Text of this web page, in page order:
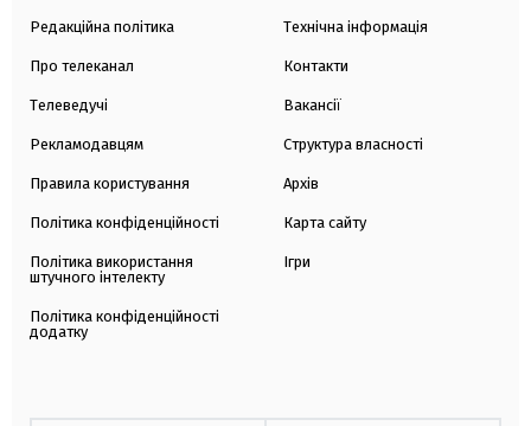
Редакційна політика
Про телеканал
Телеведучі
Рекламодавцям
Правила користування
Політика конфіденційності
Політика використання
штучного інтелекту
Політика конфіденційності
додатку
Технічна інформація
Контакти
Вакансії
Структура власності
Архів
Карта сайту
Ігри